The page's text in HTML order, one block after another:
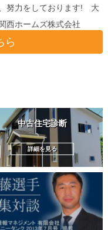
努力をしております! 大
西ホームズ株式会社
ら
中古住宅診断
詳細を見る